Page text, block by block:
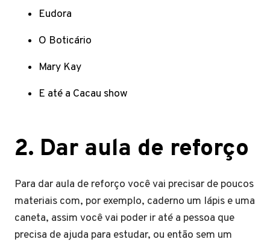
Eudora
O Boticário
Mary Kay
E até a Cacau show
2. Dar aula de reforço
Para dar aula de reforço você vai precisar de poucos
materiais com, por exemplo, caderno um lápis e uma
caneta, assim você vai poder ir até a pessoa que
precisa de ajuda para estudar, ou então sem um